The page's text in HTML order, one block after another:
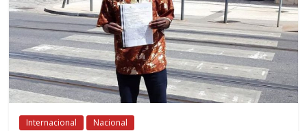
Internacional Nacional